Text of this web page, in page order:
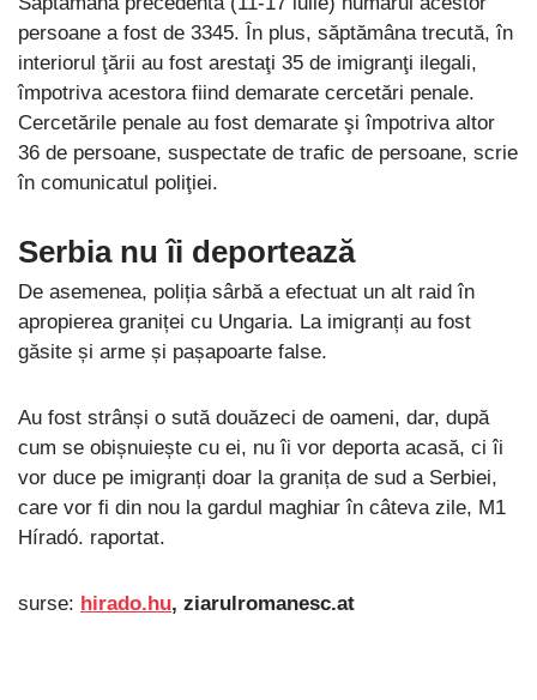
persoane a fost de 3345. În plus, săptămâna trecută, în
interiorul ţării au fost arestaţi 35 de imigranţi ilegali,
împotriva acestora fiind demarate cercetări penale.
Cercetările penale au fost demarate şi împotriva altor
36 de persoane, suspectate de trafic de persoane, scrie
în comunicatul poliţiei.
Serbia nu îi deportează
De asemenea, poliția sârbă a efectuat un alt raid în
apropierea graniței cu Ungaria. La imigranți au fost
găsite și arme și pașapoarte false.
Au fost strânși o sută douăzeci de oameni, dar, după
cum se obișnuiește cu ei, nu îi vor deporta acasă, ci îi
vor duce pe imigranți doar la granița de sud a Serbiei,
care vor fi din nou la gardul maghiar în câteva zile, M1
Híradó. raportat.
surse: hirado.hu, ziarulromanesc.at